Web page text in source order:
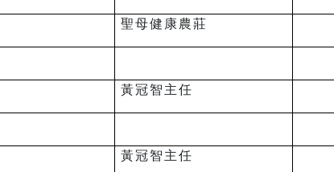
聖母健康農莊
黃冠智主任
黃冠智主任